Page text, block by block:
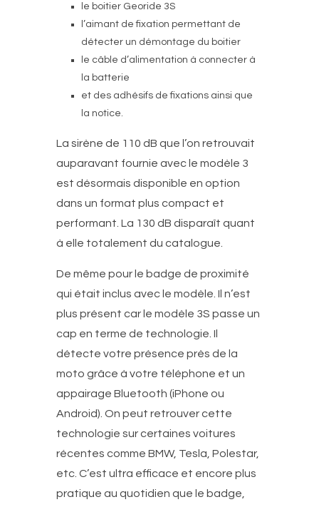
le boitier Georide 3S
l’aimant de fixation permettant de
détecter un démontage du boitier
le câble d’alimentation à connecter à
la batterie
et des adhésifs de fixations ainsi que
la notice.
La sirène de 110 dB que l’on retrouvait
auparavant fournie avec le modèle 3
est désormais disponible en option
dans un format plus compact et
performant. La 130 dB disparaît quant
à elle totalement du catalogue.
De même pour le badge de proximité
qui était inclus avec le modèle. Il n’est
plus présent car le modèle 3S passe un
cap en terme de technologie. Il
détecte votre présence près de la
moto grâce à votre téléphone et un
appairage Bluetooth (iPhone ou
Android). On peut retrouver cette
technologie sur certaines voitures
récentes comme BMW, Tesla, Polestar,
etc. C’est ultra efficace et encore plus
pratique au quotidien que le badge,